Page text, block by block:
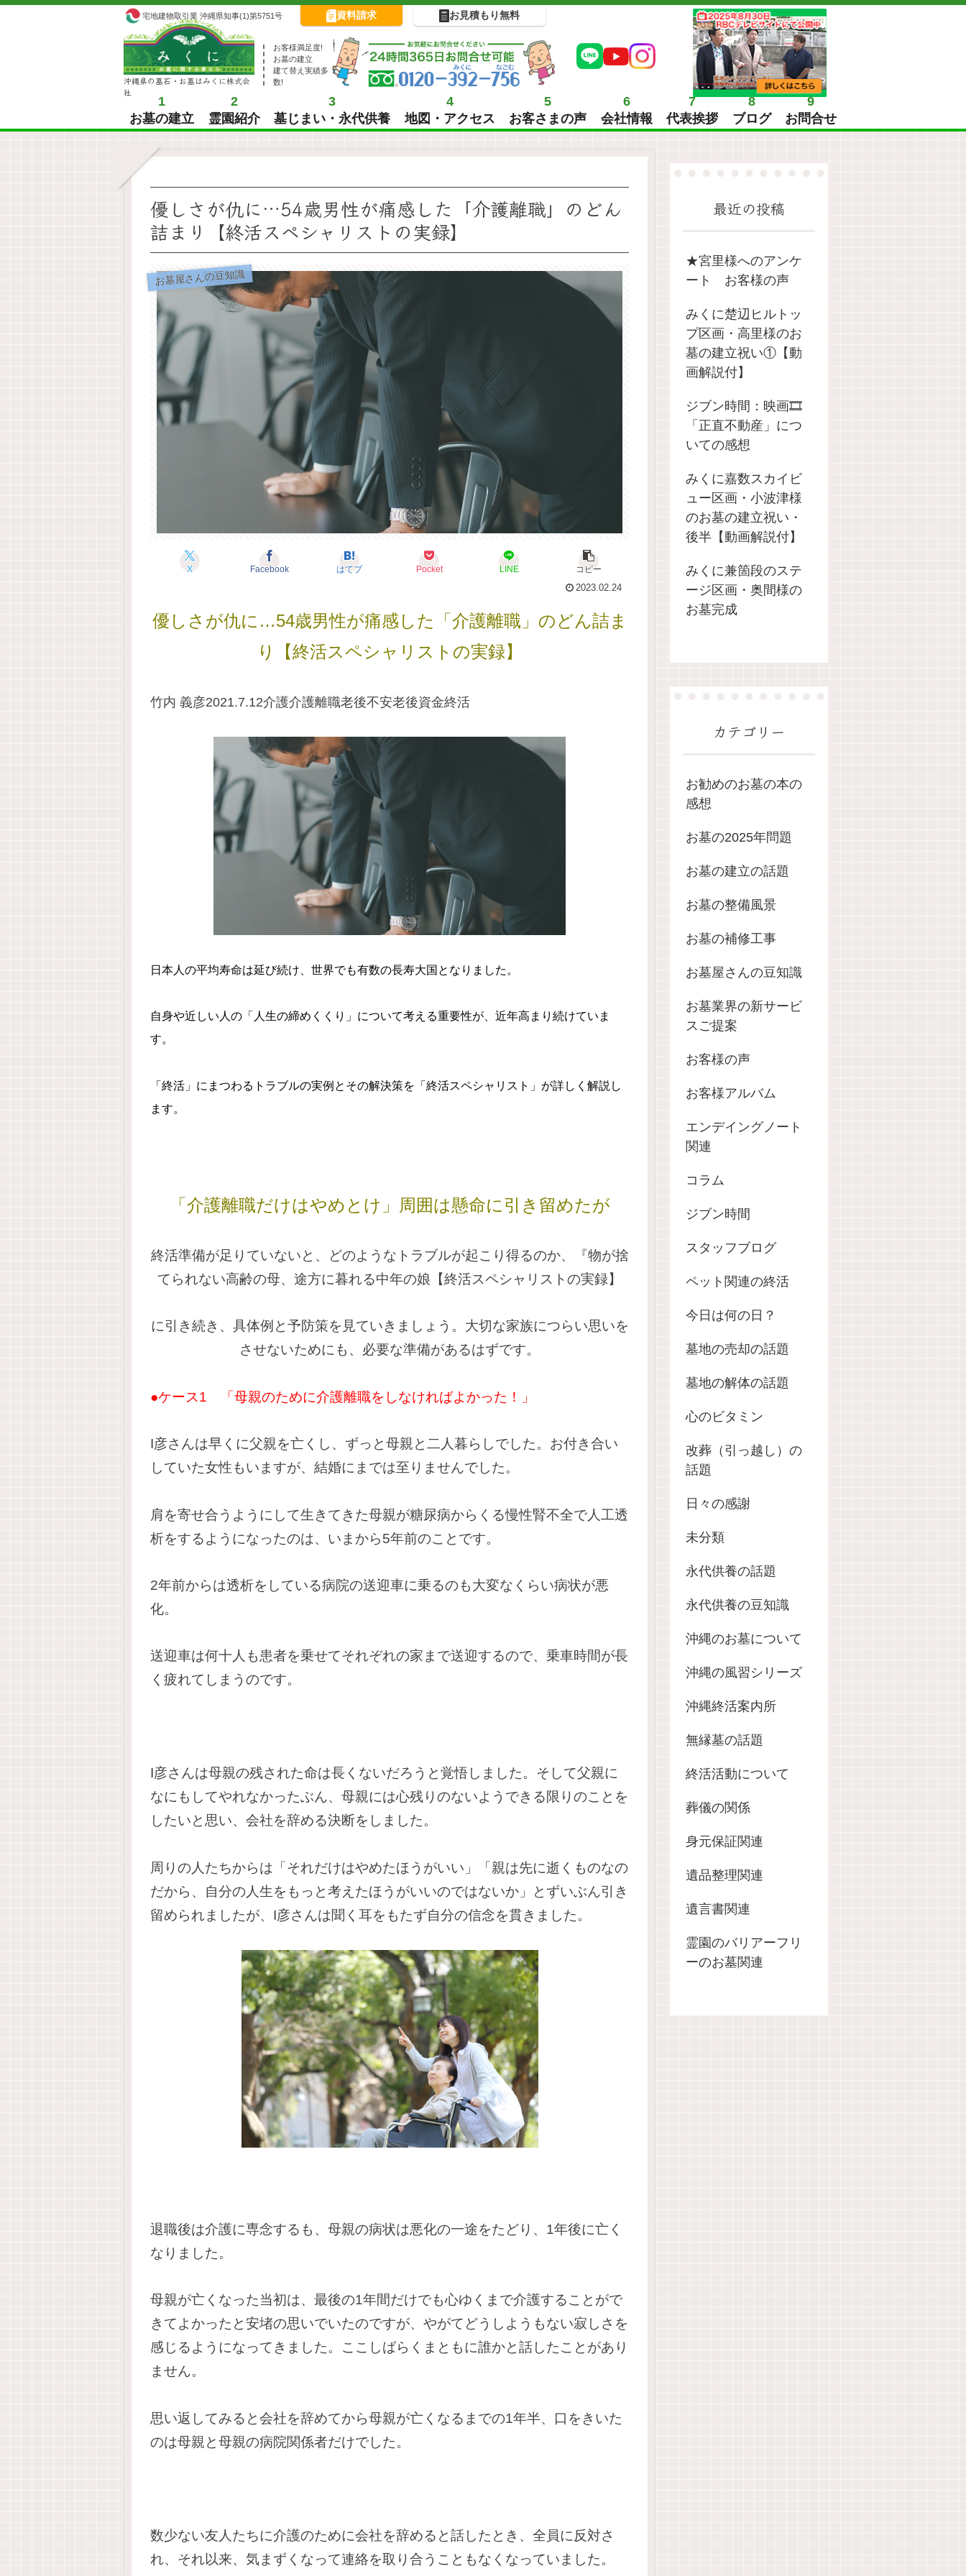
宅地建物取引業 沖縄県知事(1)第5751号 資料請求 お見積もり無料
沖縄県の墓石・お墓はみくに株式会
社
お客様満足度!
お墓の建立
建て替え実績多
数!
1
お墓の建立
2
霊園紹介
3
墓じまい・永代供養
4
地図・アクセス
5
お客さまの声
6
会社情報
7
代表挨拶
8
ブログ
9
お問合せ
優しさが仇に…54歳男性が痛感した「介護離職」のどん
詰まり【終活スペシャリストの実録】
お墓屋さんの豆知識
X Facebook はてブ Pocket LINE
コピー
2023.02.24
優しさが仇に…54歳男性が痛感した「介護離職」のどん詰ま
り【終活スペシャリストの実録】
竹内 義彦2021.7.12介護介護離職老後不安老後資金終活
日本人の平均寿命は延び続け、世界でも有数の長寿大国となりました。
自身や近しい人の「人生の締めくくり」について考える重要性が、近年高まり続けていま
す。
「終活」にまつわるトラブルの実例とその解決策を「終活スペシャリスト」が詳しく解説し
ます。
「介護離職だけはやめとけ」周囲は懸命に引き留めたが
終活準備が足りていないと、どのようなトラブルが起こり得るのか、『物が捨
てられない高齢の母、途方に暮れる中年の娘 【終活スペシャリストの実録】
に引き続き、具体例と予防策を見ていきましょう。大切な家族につらい思いを
させないためにも、必要な準備があるはずです。
●ケース1 「母親のために介護離職をしなければよかった！」
I彦さんは早くに父親を亡くし、ずっと母親と二人暮らしでした。お付き合い
していた女性もいますが、結婚にまでは至りませんでした。
肩を寄せ合うようにして生きてきた母親が糖尿病からくる慢性腎不全で人工透
析をするようになったのは、いまから5年前のことです。
2年前からは透析をしている病院の送迎車に乗るのも大変なくらい病状が悪
化。
送迎車は何十人も患者を乗せてそれぞれの家まで送迎するので、乗車時間が長
く疲れてしまうのです。
I彦さんは母親の残された命は長くないだろうと覚悟しました。そして父親に
なにもしてやれなかったぶん、母親には心残りのないようできる限りのことを
したいと思い、会社を辞める決断をしました。
周りの人たちからは「それだけはやめたほうがいい」「親は先に逝くものなの
だから、自分の人生をもっと考えたほうがいいのではないか」とずいぶん引き
留められましたが、I彦さんは聞く耳をもたず自分の信念を貫きました。
退職後は介護に専念するも、母親の病状は悪化の一途をたどり、1年後に亡く
なりました。
母親が亡くなった当初は、最後の1年間だけでも心ゆくまで介護することがで
きてよかったと安堵の思いでいたのですが、やがてどうしようもない寂しさを
感じるようになってきました。ここしばらくまともに誰かと話したことがあり
ません。
思い返してみると会社を辞めてから母親が亡くなるまでの1年半、口をきいた
のは母親と母親の病院関係者だけでした。
数少ない友人たちに介護のために会社を辞めると話したとき、全員に反対さ
れ、それ以来、気まずくなって連絡を取り合うこともなくなっていました。
最近の投稿
★宮里様へのアンケ
ート お客様の声
みくに楚辺ヒルトッ
プ区画・高里様のお
墓の建立祝い①【動
画解説付】
ジブン時間：映画🎞️
「正直不動産」につ
いての感想
みくに嘉数スカイビ
ュー区画・小波津様
のお墓の建立祝い・
後半【動画解説付】
みくに兼箇段のステ
ージ区画・奥間様の
お墓完成
カテゴリー
お勧めのお墓の本の
感想
お墓の2025年問題
お墓の建立の話題
お墓の整備風景
お墓の補修工事
お墓屋さんの豆知識
お墓業界の新サービ
スご提案
お客様の声
お客様アルバム
エンデイングノート
関連
コラム
ジブン時間
スタッフブログ
ペット関連の終活
今日は何の日？
墓地の売却の話題
墓地の解体の話題
心のビタミン
改葬（引っ越し）の
話題
日々の感謝
未分類
永代供養の話題
永代供養の豆知識
沖縄のお墓について
沖縄の風習シリーズ
沖縄終活案内所
無縁墓の話題
終活活動について
葬儀の関係
身元保証関連
遺品整理関連
遺言書関連
霊園のバリアーフリ
ーのお墓関連